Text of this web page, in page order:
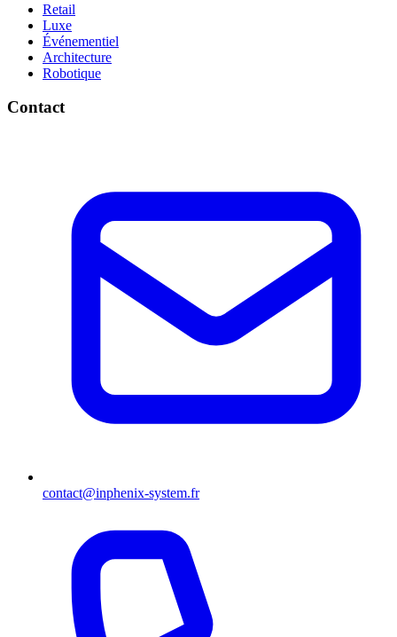
Retail
Luxe
Événementiel
Architecture
Robotique
Contact
contact@inphenix-system.fr